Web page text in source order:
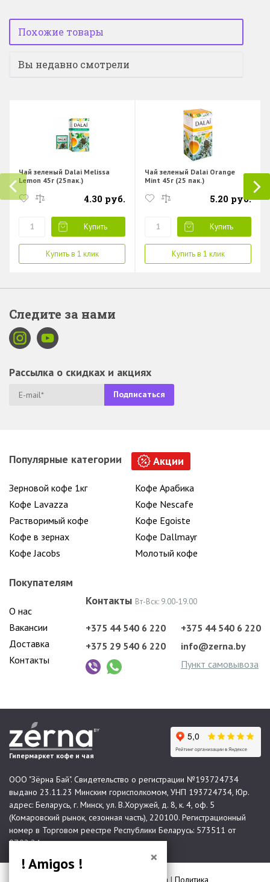
Похожие товары
Вы недавно смотрели
Чай зеленый Dalai Melissa
Lemon 45г (25пак.)
4.30 руб.
Купить
Купить в 1 клик
Чай зеленый Dalai Orange
Mint 45г (25 пак.)
5.20 руб.
Купить
Купить в 1 клик
Следите за нами
Рассылка о скидках и акциях
Популярные категории Акции
Зерновой кофе 1кг
Кофе Арабика
Кофе Lavazza
Кофе Nescafe
Растворимый кофе
Кофе Egoiste
Кофе в зернах
Кофе Dallmayr
Кофе Jacobs
Молотый кофе
Покупателям
О нас
Вакансии
Доставка
Контакты
Контакты Вт-Вск: 9.00-19.00
+375 44 540 6 220
+375 29 540 6 220
+375 44 540 6 220
info@zerna.by
Пункт самовывоза
Гипермаркет кофе и чая
ООО "Зёрна Бай". Свидетельство о регистрации №193724734
выдано 23.11.23 Минским горисполкомом, УНП 193724734, Юр.
адрес: Беларусь, г. Минск, ул. В.Хоружей, д. 8, к. 4, оф. 5
(Комаровский рынок, сезонная часть), 220100. Регистрационный
номер в Торговом реестре Республики Беларусь: 573511 от
07.02.24.
Карта сайта | Политика
×
! Amigos !